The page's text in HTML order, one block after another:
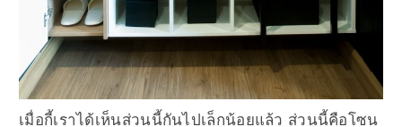
เมื่อกี้เราได้เห็นส่วนนี้กันไปเล็กน้อยแล้ว ส่วนนี้คือโซน